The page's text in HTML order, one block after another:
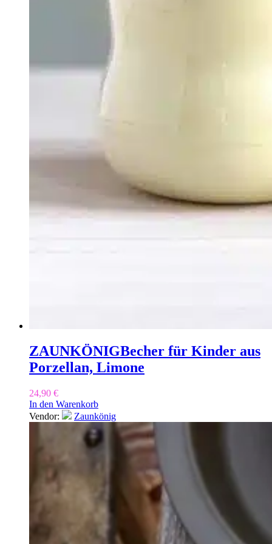
ZAUNKÖNIGBecher für Kinder aus
Porzellan, Limone
24,90 €
In den Warenkorb
Vendor:
Zaunkönig